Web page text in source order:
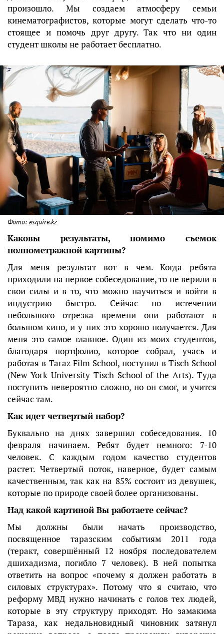
произошло. Мы создаем атмосферу семьи
кинематографистов, которые могут сделать что-то
стоящее и помочь друг другу. Так что ни один
студент школы не работает бесплатно.
Фото: esquire.kz
Каковы результаты, помимо съемок
полнометражной картины?
Для меня результат вот в чем. Когда ребята
приходили на первое собеседование, то не верили в
свои силы и в то, что можно научиться и войти в
индустрию быстро. Сейчас по истечении
небольшого отрезка времени они работают в
большом кино, и у них это хорошо получается. Для
меня это самое главное. Один из моих студентов,
благодаря портфолио, которое собрал, учась и
работая в Taraz Film School, поступил в Tisсh School
(New York University Tisch School of the Arts). Туда
поступить невероятно сложно, но он смог, и учится
сейчас там.
Как идет четвертый набор?
Буквально на днях завершил собеседования. 10
февраля начинаем. Ребят будет немного: 7-10
человек. С каждым годом качество студентов
растет. Четвертый поток, наверное, будет самым
качественным, так как на 85% состоит из девушек,
которые по природе своей более организованы.
Над какой картиной Вы работаете сейчас?
Мы должны были начать производство,
посвященное таразским событиям 2011 года
(теракт, совершённый 12 ноября последователем
дшихадизма, погибло 7 человек). В ней попытка
ответить на вопрос «почему я должен работать в
силовых структурах». Потому что я считаю, что
реформу МВД нужно начинать с голов тех людей,
которые в эту структуру приходят. Но замакима
Тараза, как недальновидный чиновник затянул